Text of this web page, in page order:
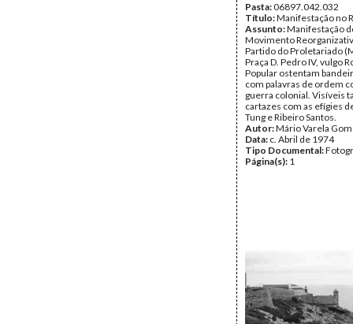
Pasta:06897.042.032
Título:Manifestação no
Assunto:Manifestação
Movimento
Partido do Proletariado
Praça D. Pedro IV, vulgo
Popular ostentam
com palavras de ordem
guerra colonial. Visíveis
cartazes com as efígies
Tung e Ribeiro Santos.
Autor:Mário Varela
Data: c. Abril de 1974
Tipo Documental:
Página(s): 1